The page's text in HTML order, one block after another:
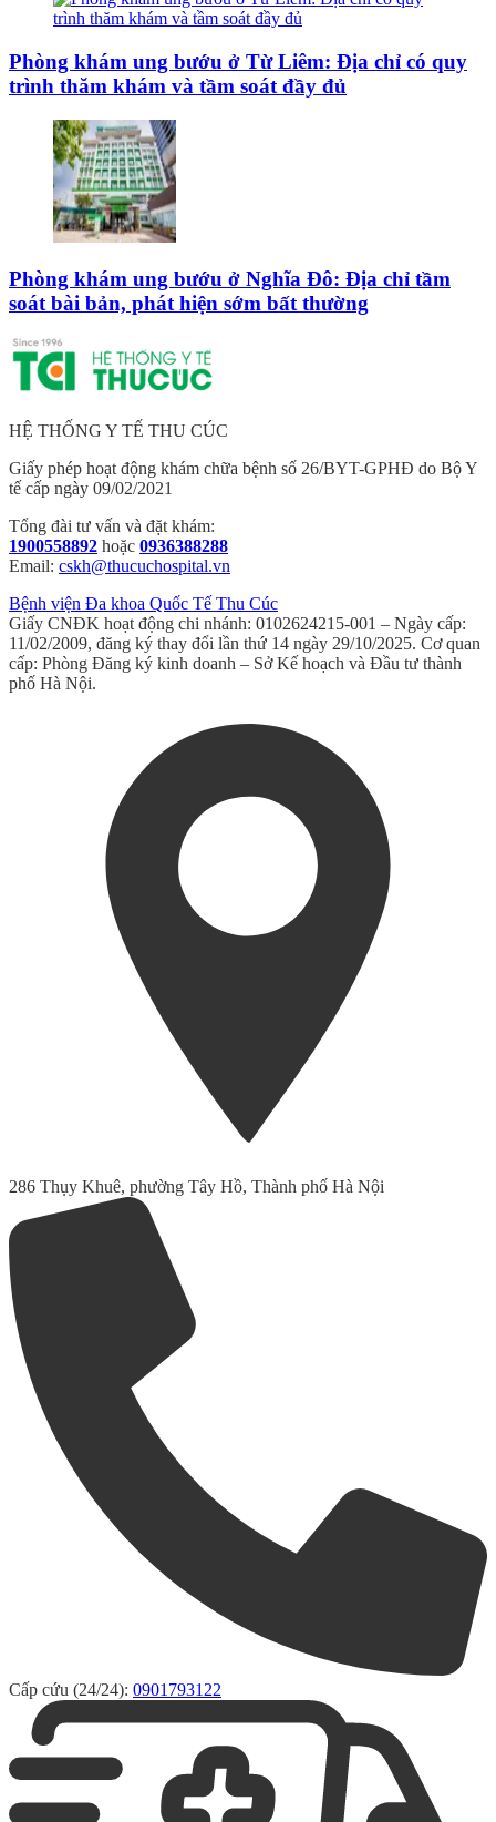
Phòng khám ung bướu ở Từ Liêm: Địa chỉ có quy
trình thăm khám và tầm soát đầy đủ
Phòng khám ung bướu ở Nghĩa Đô: Địa chỉ tầm
soát bài bản, phát hiện sớm bất thường
HỆ THỐNG Y TẾ THU CÚC
Giấy phép hoạt động khám chữa bệnh số 26/BYT-GPHĐ do Bộ Y
tế cấp ngày 09/02/2021
Tổng đài tư vấn và đặt khám:
1900558892 hoặc 0936388288
Email: cskh@thucuchospital.vn
Bệnh viện Đa khoa Quốc Tế Thu Cúc
Giấy CNĐK hoạt động chi nhánh: 0102624215-001 – Ngày cấp:
11/02/2009, đăng ký thay đổi lần thứ 14 ngày 29/10/2025. Cơ quan
cấp: Phòng Đăng ký kinh doanh – Sở Kế hoạch và Đầu tư thành
phố Hà Nội.
286 Thụy Khuê, phường Tây Hồ, Thành phố Hà Nội
Cấp cứu (24/24): 0901793122